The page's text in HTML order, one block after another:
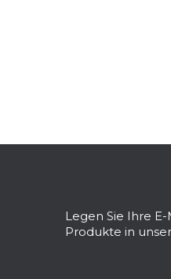
s
Legen Sie Ihre
Produkte in